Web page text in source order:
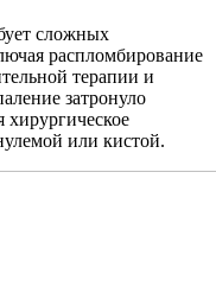
сложных
распломбирование
терапии и
затронуло
хирургическое
или кистой.